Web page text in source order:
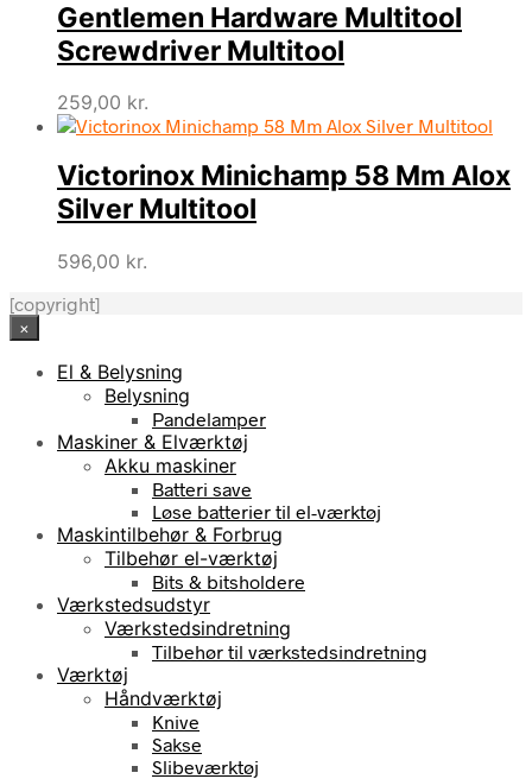
Gentlemen Hardware Multitool
Screwdriver Multitool
259,00 kr.
Victorinox Minichamp 58 Mm Alox
Silver Multitool
596,00 kr.
[copyright]
×
El & Belysning
Belysning
Pandelamper
Maskiner & Elværktøj
Akku maskiner
Batteri save
Løse batterier til el-værktøj
Maskintilbehør & Forbrug
Tilbehør el-værktøj
Bits & bitsholdere
Værkstedsudstyr
Værkstedsindretning
Tilbehør til værkstedsindretning
Værktøj
Håndværktøj
Knive
Sakse
Slibeværktøj